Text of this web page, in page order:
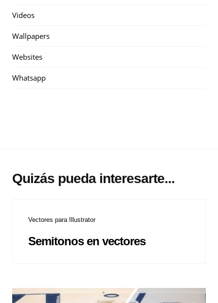
Videos
Wallpapers
Websites
Whatsapp
Quizás pueda interesarte...
Vectores para Illustrator
Semitonos en vectores